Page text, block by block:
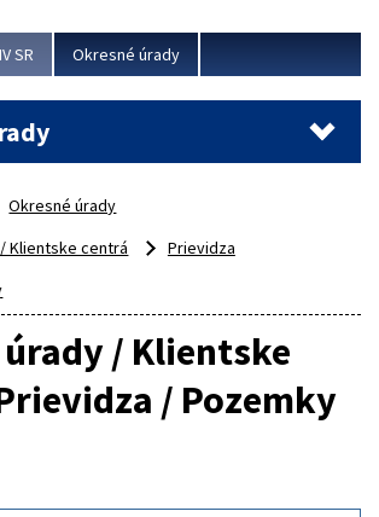
SR Okresné úrady
Okresné úrady
Klientske centrá
Prievidza
/ Klientske
/ Pozemky